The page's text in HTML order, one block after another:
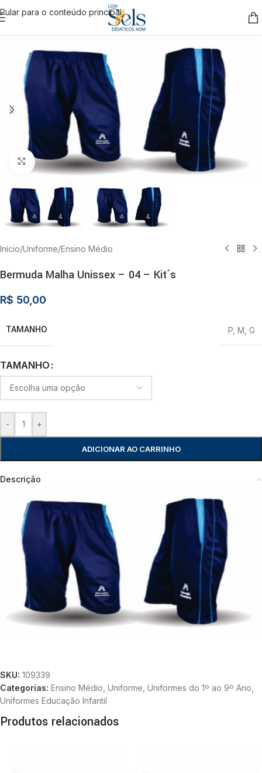
Pular para o conteúdo principal
Clique para ampliar
Início/Uniforme/Ensino Médio
Bermuda Malha Unissex – 04 – Kit´s
R$ 50,00
TAMANHO P M G
TAMANHO
- +
ADICIONAR AO CARRINHO
Descrição
SKU: 109339
Categorias: Ensino Médio Uniforme Uniformes do 1º ao 9º Ano
Uniformes Educação Infantil
Produtos relacionados